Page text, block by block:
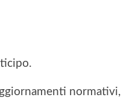
normativi,